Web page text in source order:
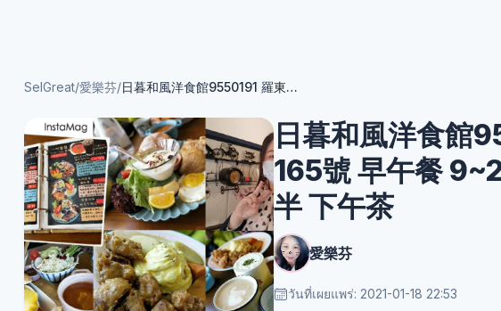
SelGreat/愛樂芬/ 日暮和風洋食館9550191 羅東鎮光榮路165號 早午餐 9~2點 洋食和食11點~8點半 下午茶
日暮和風洋食館
165號 早午餐
半 下午茶
愛樂芬
วันที่เผยแพร่: 2021-01-18 22:53